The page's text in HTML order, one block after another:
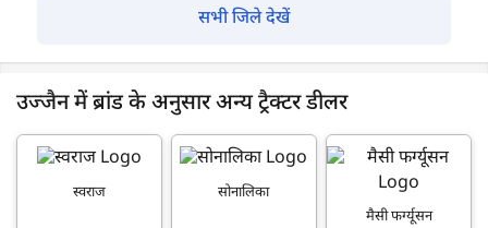
सभी जिले देखें
उज्जैन में ब्रांड के अनुसार अन्य ट्रैक्टर डीलर
स्वराज
सोनालिका
मैसी फर्ग्यूसन